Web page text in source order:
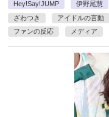
Hey!Say!JUMP 伊野尾慧
ざわつき
アイドルの言動
ファンの反応
メディア